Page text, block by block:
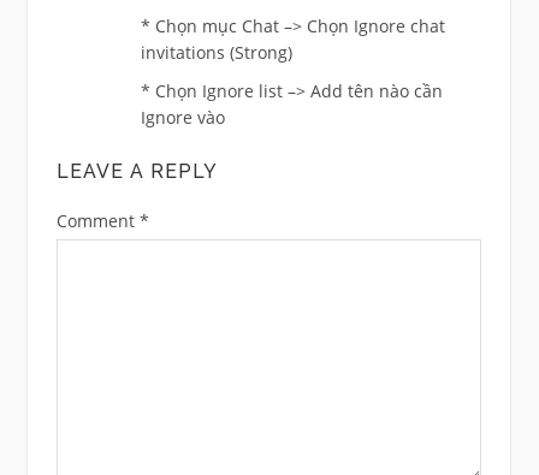
* Chọn mục Chat –> Chọn Ignore chat
invitations (Strong)
* Chọn Ignore list –> Add tên nào cần
Ignore vào
LEAVE A REPLY
Comment *